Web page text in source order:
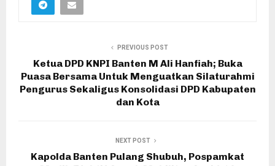
PREVIOUS POST
Ketua DPD KNPI Banten M Ali Hanfiah; Buka
Puasa Bersama Untuk Menguatkan Silaturahmi
Pengurus Sekaligus Konsolidasi DPD Kabupaten
dan Kota
NEXT POST
Kapolda Banten Pulang Shubuh, Pospamkat